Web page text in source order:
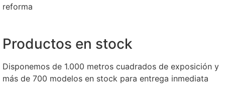
reforma
Productos en stock
Disponemos de 1.000 metros cuadrados de exposición y
más de 700 modelos en stock para entrega inmediata